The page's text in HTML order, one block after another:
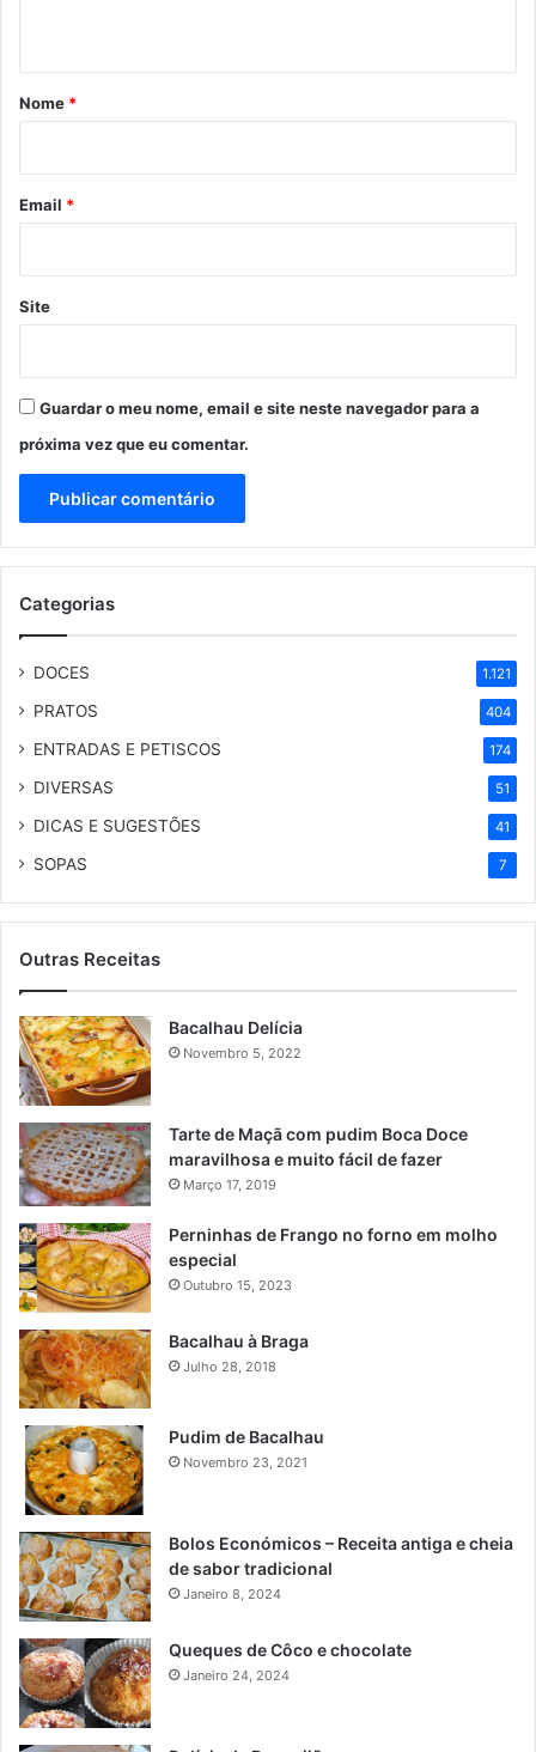
r
*
Nome *
Email *
Site
Guardar o meu nome, email e site neste navegador para a
próxima vez que eu comentar.
Categorias
DOCES 1.121
PRATOS 404
ENTRADAS E PETISCOS 174
DIVERSAS 51
DICAS E SUGESTÕES 41
SOPAS 7
Outras Receitas
Bacalhau Delícia
Novembro 5, 2022
Tarte de Maçã com pudim Boca Doce
maravilhosa e muito fácil de fazer
Março 17, 2019
Perninhas de Frango no forno em molho
especial
Outubro 15, 2023
Bacalhau à Braga
Julho 28, 2018
Pudim de Bacalhau
Novembro 23, 2021
Bolos Económicos – Receita antiga e cheia
de sabor tradicional
Janeiro 8, 2024
Queques de Côco e chocolate
Janeiro 24, 2024